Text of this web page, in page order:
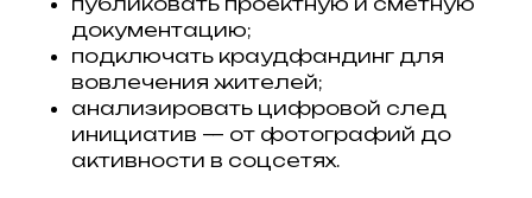
документацию;
подключать краудфандинг для
вовлечения жителей;
анализировать цифровой след
инициатив — от фотографий до
активности в соцсетях.